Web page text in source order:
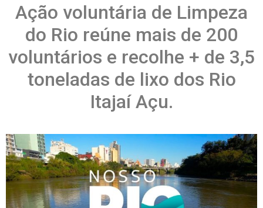
Ação voluntária de Limpeza
do Rio reúne mais de 200
voluntários e recolhe + de 3,5
toneladas de lixo dos Rio
Itajaí Açu.